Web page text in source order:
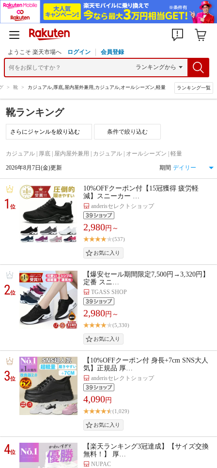
ようこそ 楽天市場へ ログイン 会員登録
> 靴 > カジュアル,厚底,屋内屋外兼用,カジュアル,オールシーズン,軽量 ランキング一覧
靴ランキング
条件で絞り込む
カジュアル | 厚底 | 屋内屋外兼用 | カジュアル | オールシーズン | 軽量
2026年8月7日(金)更新 期間
1位
10%OFFクーポン付【15冠獲得 疲労軽
減】スニーカー …
anderisセレクトショップ
2,980円～
(537)
2位
【爆安セール期間限定7,500円→3,320円】
定番 スニ…
TGASS SHOP
2,980円～
(5,330)
3位
【10%OFFクーポン付 身長+7cm SNS大人
気】正規品 厚…
anderisセレクトショップ
4,090円
(1,029)
4位
【楽天ランキング3冠達成】【サイズ交換
無料！】 厚…
NUPAC